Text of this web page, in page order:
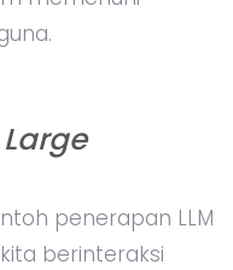
Large
penerapan LLM
berinteraksi